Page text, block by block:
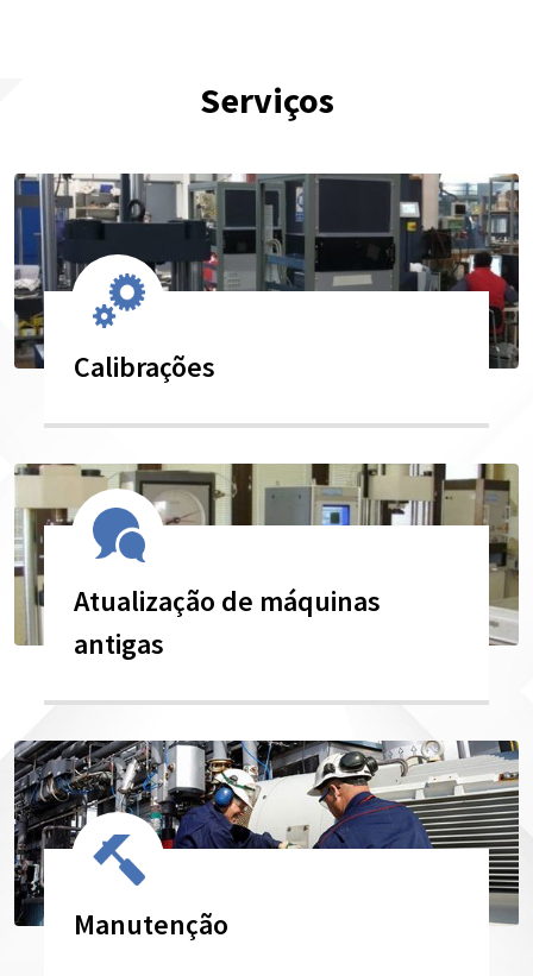
Serviços
Calibrações
Atualização de máquinas
antigas
Manutenção